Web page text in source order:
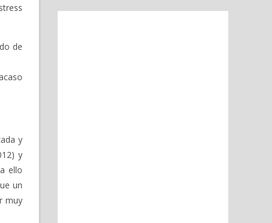
de
y
y
ello
un
muy